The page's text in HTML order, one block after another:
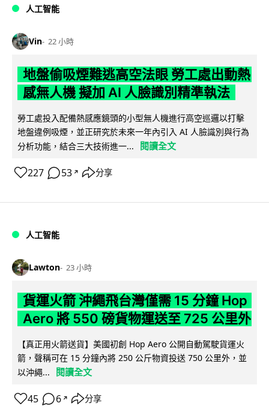
人工智能
Vin 22 小時
地盤偷吸煙難逃高空法眼 勞工處出動熱
感無人機 擬加 AI 人臉識別精準執法
勞工處投入配備熱感應鏡頭的小型無人機進行高空巡邏以打擊
地盤違例吸煙，並正研究於未來一年內引入 AI 人臉識別與行為
分析功能，結合三大技術進一...
閱讀全文
227 53 ↗ 分享
人工智能
Lawton 23 小時
貨運火箭 沖繩飛台灣僅需 15 分鐘 Hop
Aero 將 550 磅貨物運送至 725 公里外
【真正用火箭送貨】美國初創 Hop Aero 公開自動駕駛貨運火
箭，聲稱可在 15 分鐘內將 250 公斤物資投送 750 公里外，並
以沖繩...
閱讀全文
45 6 ↗ 分享